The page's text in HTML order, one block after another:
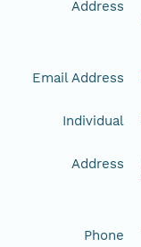
Address
Email Address
Individual
Address
Phone